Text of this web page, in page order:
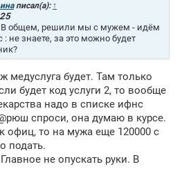
писал(а): ↑
В общем, решили мы с мужем - идём
: не знаете, за это можно будет
медуслуга будет. Там только
будет код услуги 2, то вообще
надо в списке ифнс
спроси, она думаю в курсе.
офиц, то на мужа еще 120000 с
подать.
не опускать руки. В